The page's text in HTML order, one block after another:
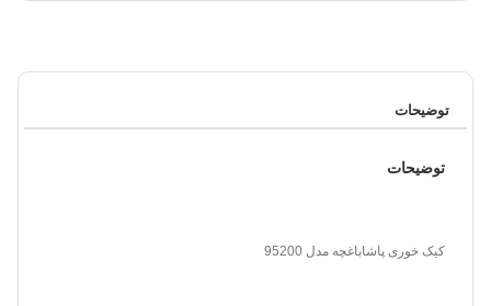
توضیحات
توضیحات
کیک خوری پاشاباغچه مدل 95200